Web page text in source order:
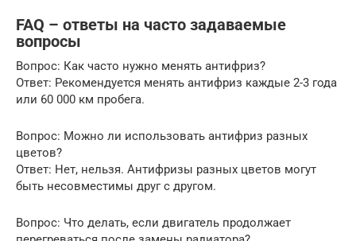
FAQ – ответы на часто задаваемые
вопросы
Вопрос: Как часто нужно менять антифриз?
Ответ: Рекомендуется менять антифриз каждые 2-3 года
или 60 000 км пробега.
Вопрос: Можно ли использовать антифриз разных
цветов?
Ответ: Нет, нельзя. Антифризы разных цветов могут
быть несовместимы друг с другом.
Вопрос: Что делать, если двигатель продолжает